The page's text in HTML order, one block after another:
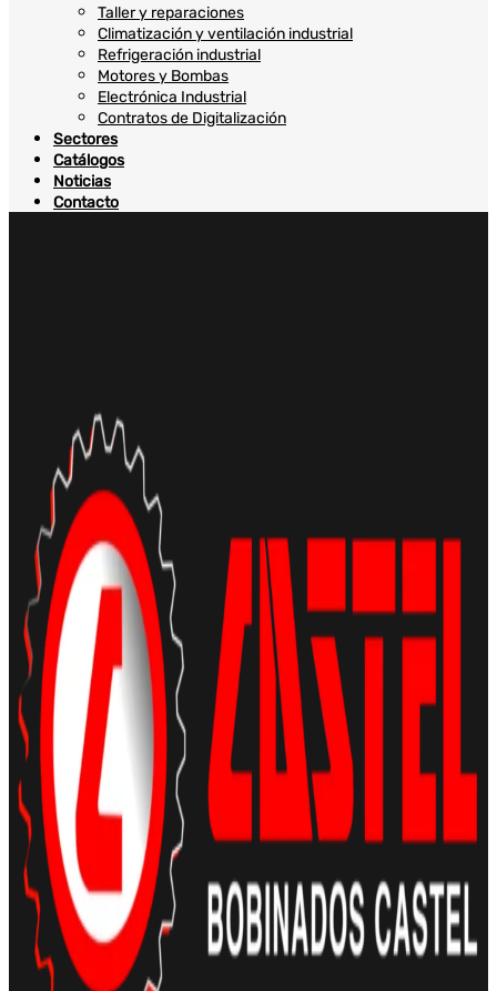
Taller y reparaciones
Climatización y ventilación industrial
Refrigeración industrial
Motores y Bombas
Electrónica Industrial
Contratos de Digitalización
Sectores
Catálogos
Noticias
Contacto